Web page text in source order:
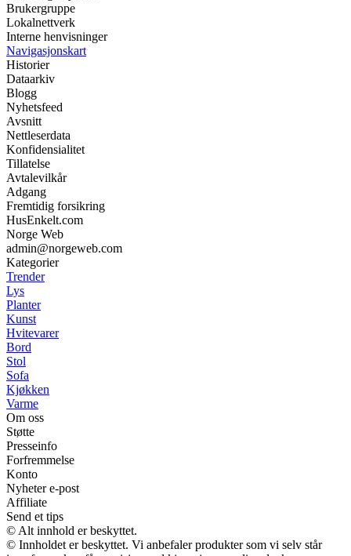
Brukergruppe
Lokalnettverk
Interne henvisninger
Navigasjonskart
Historier
Dataarkiv
Blogg
Nyhetsfeed
Avsnitt
Nettleserdata
Konfidensialitet
Tillatelse
Avtalevilkår
Adgang
Fremtidig forsikring
HusEnkelt.com
Norge Web
admin@norgeweb.com
Kategorier
Trender
Lys
Planter
Kunst
Hvitevarer
Bord
Stol
Sofa
Kjøkken
Varme
Om oss
Støtte
Presseinfo
Forfremmelse
Konto
Nyheter e-post
Affiliate
Send et tips
© Alt innhold er beskyttet.
© Innholdet er beskyttet. Vi anbefaler produkter som vi selv står